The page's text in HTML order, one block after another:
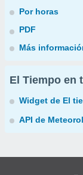
Por horas
PDF
Más
El Tiempo en
Widget de El
API de